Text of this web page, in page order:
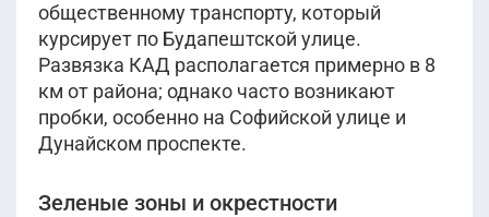
общественному транспорту, который
курсирует по Будапештской улице.
Развязка КАД располагается примерно в 8
км от района; однако часто возникают
пробки, особенно на Софийской улице и
Дунайском проспекте.
Зеленые зоны и окрестности